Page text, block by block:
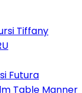
Tiffany
Futura
Table Manner